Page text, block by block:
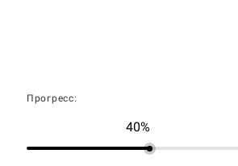
Прогресс:
40%